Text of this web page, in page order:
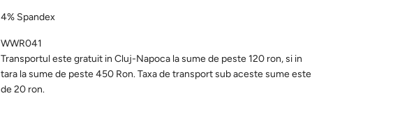
4% Spandex
WWR041
Transportul este gratuit in Cluj-Napoca la sume de peste 120 ron, si in
tara la sume de peste 450 Ron. Taxa de transport sub aceste sume este
de 20 ron.